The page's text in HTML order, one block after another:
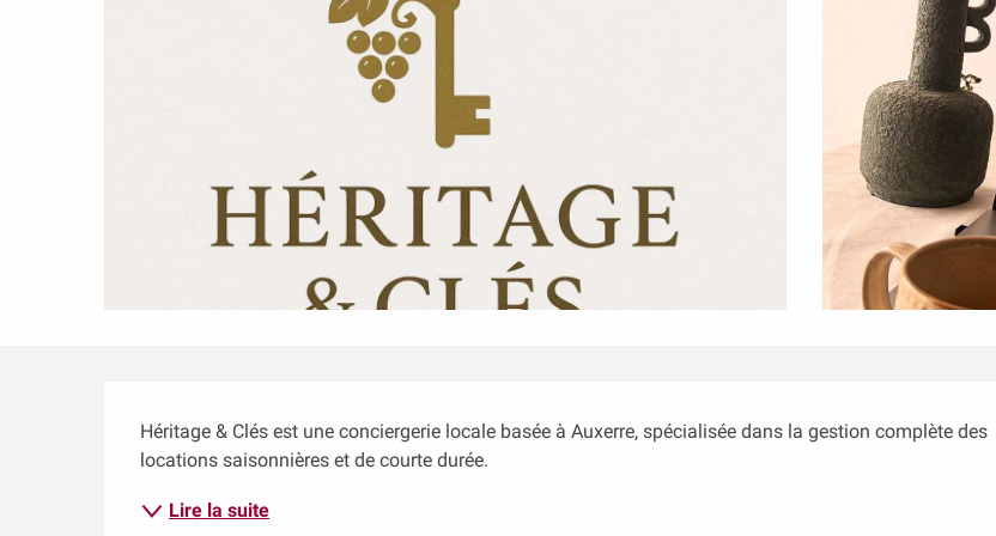
Description
Héritage & Clés est une conciergerie locale basée à Auxerre, spécialisée dans la gestion complète des
locations saisonnières et de courte durée.
Lire la suite